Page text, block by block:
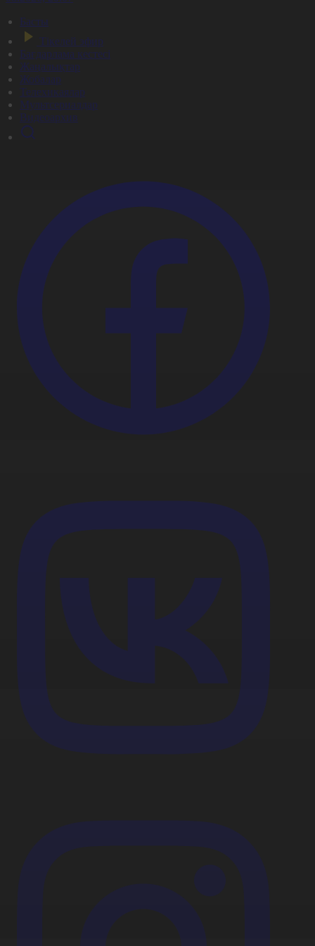
Басты
Тікелей эфир
Бағдарлама кестесі
Жаңалықтар
Жобалар
Телехикаялар
Мультсериалдар
Видеоархив